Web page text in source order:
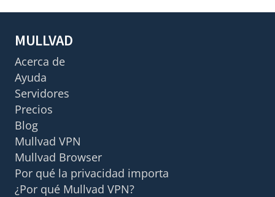
MULLVAD
Acerca de
Ayuda
Servidores
Precios
Blog
Mullvad VPN
Mullvad Browser
Por qué la privacidad importa
¿Por qué Mullvad VPN?